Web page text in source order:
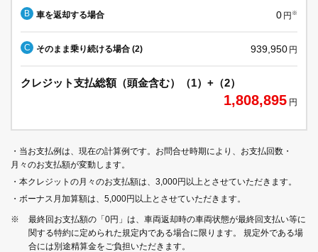
B 車を返却する場合 0 円 ※
C そのまま乗り続ける場合 (2) 939,950 円
クレジット支払総額（頭金含む）（1）+（2）
1,808,895 円
・当お支払例は、現在の計算例です。お問合せ時期により、お支払回数・
月々のお支払額が変動します。
・本クレジットの月々のお支払額は、3,000円以上とさせていただきます。
・ボーナス月加算額は、5,000円以上とさせていただきます。
※
最終回お支払額の「0円」は、車両返却時の車両状態が最終回支払い等に
関する特約に定められた規定内である場合に限ります。 規定外である場
合には別途精算金をご負担いただきます。